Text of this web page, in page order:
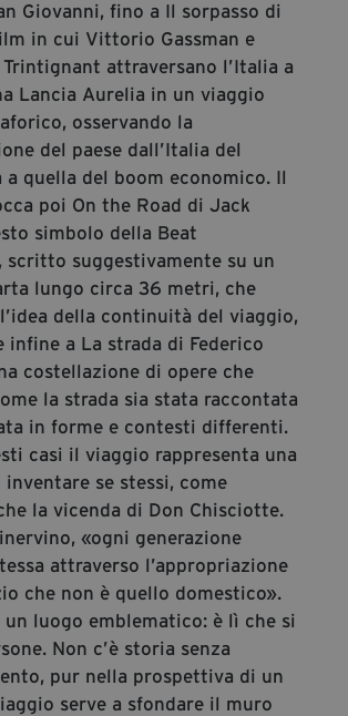
Giovanni, fino a Il sorpasso di
in cui Vittorio Gassman e
attraversano l’Italia a
Lancia Aurelia in un viaggio
osservando la
del paese dall’Italia del
a quella del boom economico. Il
poi On the Road di Jack
simbolo della Beat
scritto suggestivamente su un
lungo circa 36 metri, che
della continuità del viaggio,
infine a La strada di Federico
costellazione di opere che
la strada sia stata raccontata
in forme e contesti differenti.
casi il viaggio rappresenta una
se stessi, come
la vicenda di Don Chisciotte.
«ogni generazione
attraverso l’appropriazione
che non è quello domestico».
un luogo emblematico: è lì che si
Non c’è storia senza
pur nella prospettiva di un
serve a sfondare il muro